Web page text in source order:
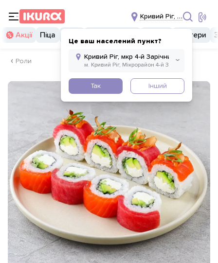
Кривий Ріг, мкр 4-й
Це ваш населений пункт?
Так Інший
Акції Піца Бургери
Роли